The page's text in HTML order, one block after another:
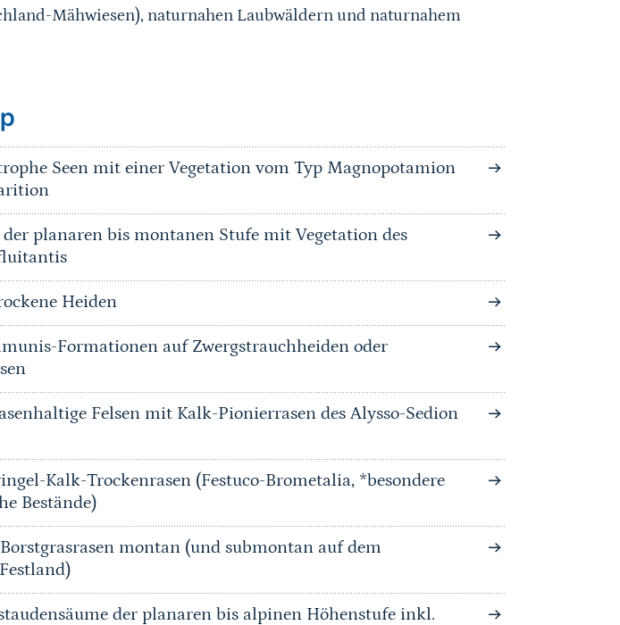
Mähwiesen), naturnahen Laubwäldern und naturnahem
Seen mit einer Vegetation vom Typ Magnopotamion
der planaren bis montanen Stufe mit Vegetation des
Heiden
Formationen auf Zwergstrauchheiden oder
Felsen mit Kalk-Pionierrasen des Alysso-Sedion
Kalk-Trockenrasen (Festuco-Brometalia, *besondere
Bestände)
montan (und submontan auf dem
der planaren bis alpinen Höhenstufe inkl.